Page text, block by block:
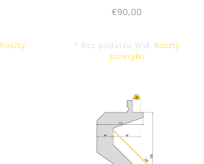
Koszty
€90,00
* Bez podatku Wył. Koszty
przesyłki